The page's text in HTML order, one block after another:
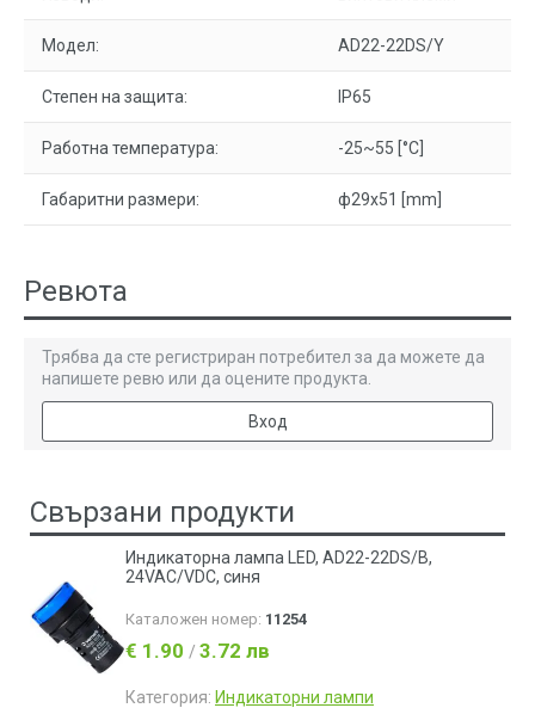
Модел: AD22-22DS/Y
Степен на защита: IP65
Работна температура: -25~55 [°C]
Габаритни размери: ф29x51 [mm]
Ревюта
Трябва да сте регистриран потребител за да можете да
напишете ревю или да оцените продукта.
Вход
Свързани продукти
Индикаторна лампа LED, AD22-22DS/B,
24VAC/VDC, синя
Каталожен номер: 11254
€ 1.90 / 3.72 лв
Категория: Индикаторни лампи